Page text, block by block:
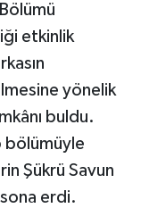
etkinlik
yönelik
buldu.
bölümüyle
Şükrü Savun
erdi.